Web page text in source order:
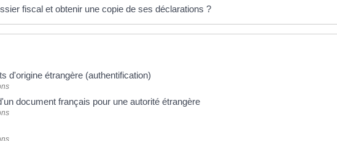
fiscal et obtenir une copie de ses déclarations ?
d'origine étrangère (authentification)
document français pour une autorité étrangère